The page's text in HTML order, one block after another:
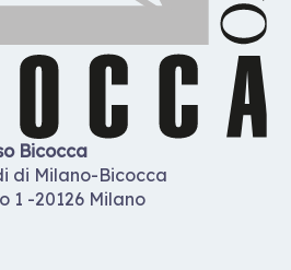
Bicocca
di Milano-Bicocca
1 -20126 Milano